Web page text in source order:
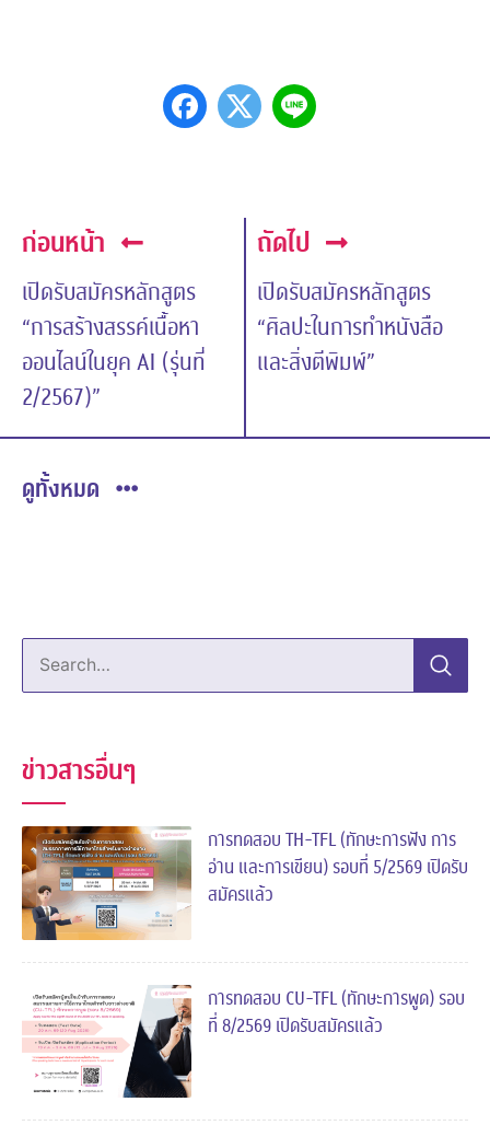
ก่อนหน้า
เปิดรับสมัครหลักสูตร
“การสร้างสรรค์เนื้อหา
ออนไลน์ในยุค AI (รุ่นที่
2/2567)”
ถัดไป
เปิดรับสมัครหลักสูตร
“ศิลปะในการทำหนังสือ
และสิ่งตีพิมพ์”
ดูทั้งหมด
Search…
ข่าวสารอื่นๆ
การทดสอบ TH-TFL (ทักษะการฟัง การ
อ่าน และการเขียน) รอบที่ 5/2569 เปิดรับ
สมัครแล้ว
การทดสอบ CU-TFL (ทักษะการพูด) รอบ
ที่ 8/2569 เปิดรับสมัครแล้ว